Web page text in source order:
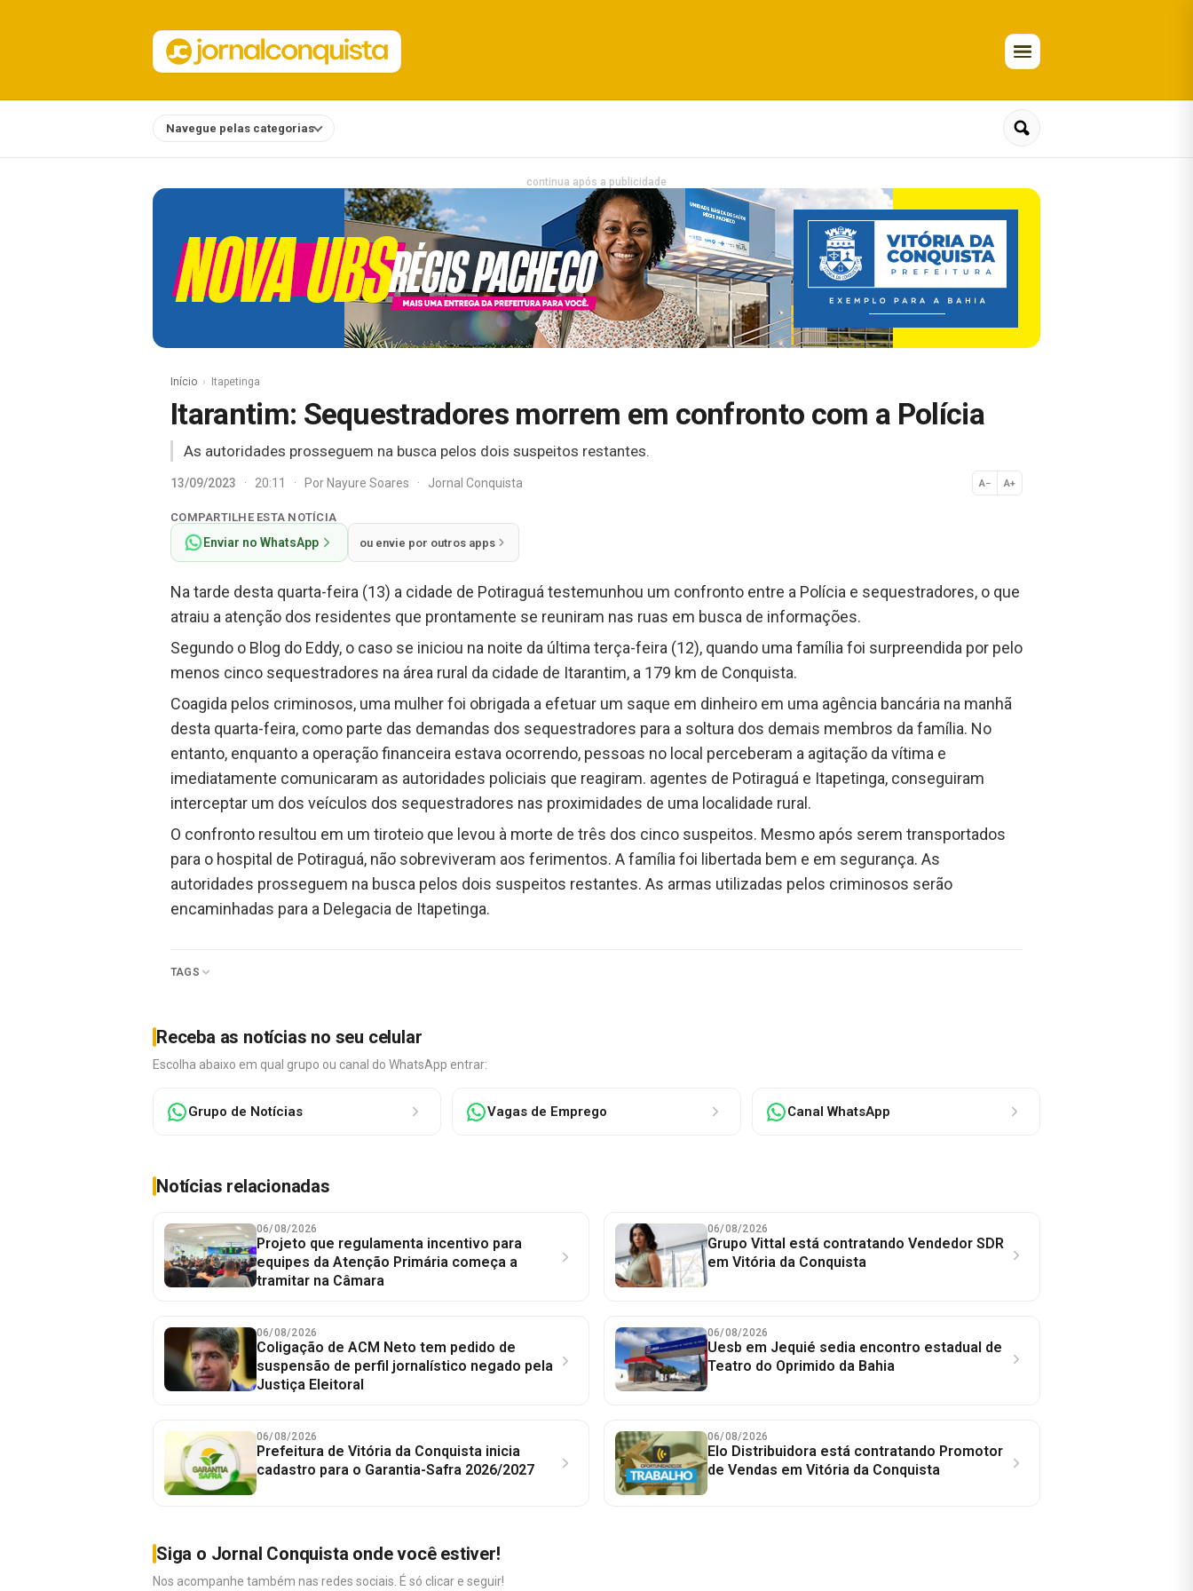
Navegue pelas categorias
continua após a publicidade
Início Itapetinga
Itarantim: Sequestradores morrem em confronto com a Polícia
As autoridades prosseguem na busca pelos dois suspeitos restantes.
13/09/2023 · 20:11 · PorNayure Soares · Jornal Conquista A− A+
Normal
COMPARTILHE ESTA NOTÍCIA
Enviar no WhatsApp ou envie por outros apps
Na tarde desta quarta-feira (13) a cidade de Potiraguá testemunhou um confronto entre a Polícia e sequestradores, o que
atraiu a atenção dos residentes que prontamente se reuniram nas ruas em busca de informações.
Segundo o Blog do Eddy, o caso se iniciou na noite da última terça-feira (12), quando uma família foi surpreendida por pelo
menos cinco sequestradores na área rural da cidade de Itarantim, a 179 km de Conquista.
Coagida pelos criminosos, uma mulher foi obrigada a efetuar um saque em dinheiro em uma agência bancária na manhã
desta quarta-feira, como parte das demandas dos sequestradores para a soltura dos demais membros da família. No
entanto, enquanto a operação financeira estava ocorrendo, pessoas no local perceberam a agitação da vítima e
imediatamente comunicaram as autoridades policiais que reagiram. agentes de Potiraguá e Itapetinga, conseguiram
interceptar um dos veículos dos sequestradores nas proximidades de uma localidade rural.
O confronto resultou em um tiroteio que levou à morte de três dos cinco suspeitos. Mesmo após serem transportados
para o hospital de Potiraguá, não sobreviveram aos ferimentos. A família foi libertada bem e em segurança. As
autoridades prosseguem na busca pelos dois suspeitos restantes. As armas utilizadas pelos criminosos serão
encaminhadas para a Delegacia de Itapetinga.
TAGS
Receba as notícias no seu celular
Escolha abaixo em qual grupo ou canal do WhatsApp entrar:
Grupo de Notícias Vagas de Emprego Canal WhatsApp
Notícias relacionadas
06/08/2026
Projeto que regulamenta incentivo para
equipes da Atenção Primária começa a
tramitar na Câmara
06/08/2026
Grupo Vittal está contratando Vendedor SDR
em Vitória da Conquista
06/08/2026
Coligação de ACM Neto tem pedido de
suspensão de perfil jornalístico negado pela
Justiça Eleitoral
06/08/2026
Uesb em Jequié sedia encontro estadual de
Teatro do Oprimido da Bahia
06/08/2026
Prefeitura de Vitória da Conquista inicia
cadastro para o Garantia-Safra 2026/2027
06/08/2026
Elo Distribuidora está contratando Promotor
de Vendas em Vitória da Conquista
Siga o Jornal Conquista onde você estiver!
Nos acompanhe também nas redes sociais. É só clicar e seguir!